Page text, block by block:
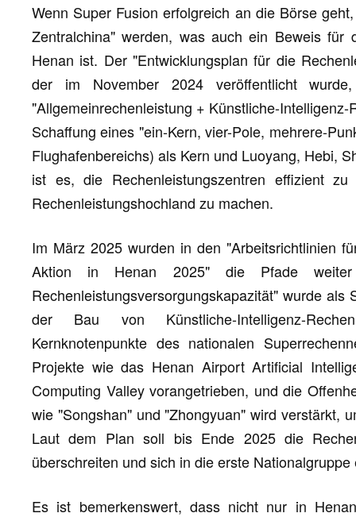
Wenn Super Fusion erfolgreich an die Börse
Zentralchina" werden, was auch ein Beweis für
Henan ist. Der "Entwicklungsplan für die
der im November 2024 veröffentlicht
"Allgemeinrechenleistung + Künstliche-
Schaffung eines "ein-Kern, vier-Pole, mehrere-
Flughafenbereichs) als Kern und Luoyang, Hebi,
ist es, die Rechenleistungszentren effizient
Rechenleistungshochland zu machen.
Im März 2025 wurden in den "Arbeitsrichtlinien
Aktion in Henan 2025" die Pfade
Rechenleistungsversorgungskapazität" wurde
der Bau von Künstliche-Intelligenz-
Kernknotenpunkte des nationalen
Projekte wie das Henan Airport Artificial
Computing Valley vorangetrieben, und die
wie "Songshan" und "Zhongyuan" wird verstärkt,
Laut dem Plan soll bis Ende 2025 die
überschreiten und sich in die erste Nationalgruppe
Es ist bemerkenswert, dass nicht nur in